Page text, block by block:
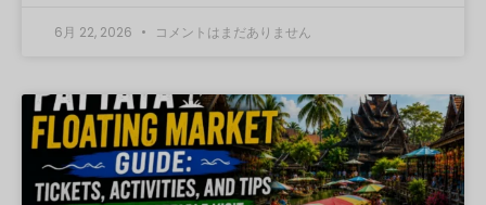
6月 22, 2026 コメントはまだありません